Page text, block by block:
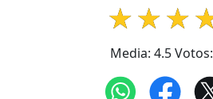
Media: 4.5Votos: